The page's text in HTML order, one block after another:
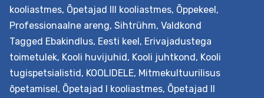
kooliastmes, Õpetajad III kooliastmes, Õppekeel,
Professionaalne areng, Sihtrühm, Valdkond
Tagged Ebakindlus, Eesti keel, Erivajadustega
toimetulek, Kooli huvijuhid, Kooli juhtkond, Kooli
tugispetsialistid, KOOLIDELE, Mitmekultuurilisus
õpetamisel, Õpetajad I kooliastmes, Õpetajad II